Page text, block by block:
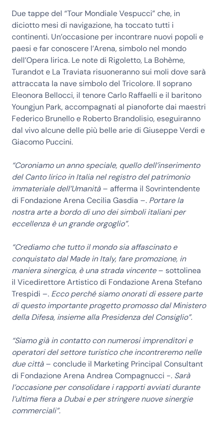
Due tappe del “Tour Mondiale Vespucci” che, in
diciotto mesi di navigazione, ha toccato tutti i
continenti. Un’occasione per incontrare nuovi popoli e
paesi e far conoscere l’Arena, simbolo nel mondo
dell’Opera lirica. Le note di Rigoletto, La Bohème,
Turandot e La Traviata risuoneranno sui moli dove sarà
attraccata la nave simbolo del Tricolore. Il soprano
Eleonora Bellocci, il tenore Carlo Raffaelli e il baritono
Youngjun Park, accompagnati al pianoforte dai maestri
Federico Brunello e Roberto Brandolisio, eseguiranno
dal vivo alcune delle più belle arie di Giuseppe Verdi e
Giacomo Puccini.
“Coroniamo un anno speciale, quello dell’inserimento
del Canto lirico in Italia nel registro del patrimonio
immateriale dell’Umanità – afferma il Sovrintendente
di Fondazione Arena Cecilia Gasdia –. Portare la
nostra arte a bordo di uno dei simboli italiani per
eccellenza è un grande orgoglio”.
“Crediamo che tutto il mondo sia affascinato e
conquistato dal Made in Italy, fare promozione, in
maniera sinergica, è una strada vincente– sottolinea
il Vicedirettore Artistico di Fondazione Arena Stefano
Trespidi –. Ecco perché siamo onorati di essere parte
di questo importante progetto promosso dal Ministero
della Difesa, insieme alla Presidenza del Consiglio”.
“Siamo già in contatto con numerosi imprenditori e
operatori del settore turistico che incontreremo nelle
due città – conclude il Marketing Principal Consultant
di Fondazione Arena Andrea Compagnucci -. Sarà
l’occasione per consolidare i rapporti avviati durante
l’ultima fiera a Dubai e per stringere nuove sinergie
commerciali”.